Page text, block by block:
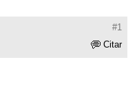
#1
Citar